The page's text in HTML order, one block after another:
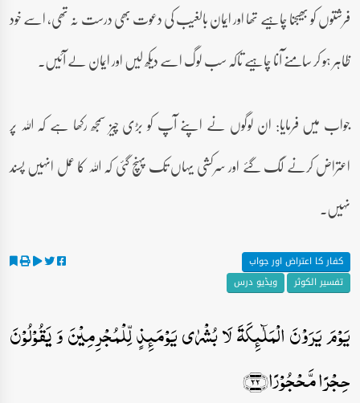
فرشتوں کو بھیجنا چاہیے تھا اور ایمان بالغیب کی دعوت بھی درست نہ تھی، اسے خود
ظاہر ہو کر سامنے آنا چاہیے تاکہ سب لوگ اسے دیکھ لیں اور ایمان لے آئیں۔
جواب میں فرمایا: ان لوگوں نے اپنے آپ کو بڑی چیز سمجھ رکھا ہے کہ اللہ پر
اعتراض کرنے لگ گئے اور سرکشی یہاں تک پہنچ گئی کہ اللہ کا عمل انہیں پسند
نہیں۔
کفار کا اعتراض اور جواب
تفسیر الکوثر
ویڈیو درس
یَوۡمَ یَرَوۡنَ الۡمَلٰٓئِکَۃَ لَا بُشۡرٰی یَوۡمَئِذٍ لِّلۡمُجۡرِمِیۡنَ وَ یَقُوۡلُوۡنَ
حِجۡرًا مَّحۡجُوۡرًا﴿۲۲﴾